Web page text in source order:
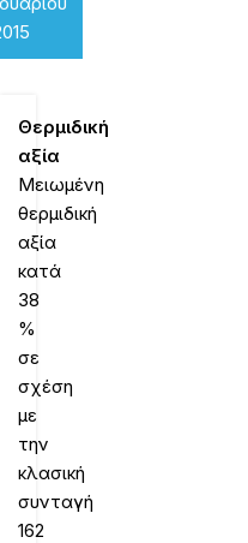
Θερμιδική
αξία
Μειωμένη
θερμιδική
αξία
κατά
38
%
σε
σχέση
με
την
κλασική
συνταγή
162